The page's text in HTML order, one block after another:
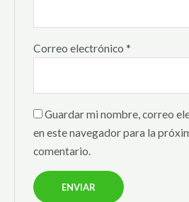
Correo electrónico *
Guardar mi nombre, correo
en este navegador para la
comentario.